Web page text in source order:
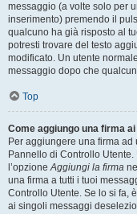
messaggio (a volte solo per
inserimento) premendo il
qualcuno ha già risposto al
potresti trovare del testo
modificato. Un utente
messaggio dopo che
Top
Come aggiungo una firma
Per aggiungere una firma ad
Pannello di Controllo
l’opzioneAggiungi la firma
una firma a tutti i tuoi
Controllo Utente. Se lo si fa,
ai singoli messaggi